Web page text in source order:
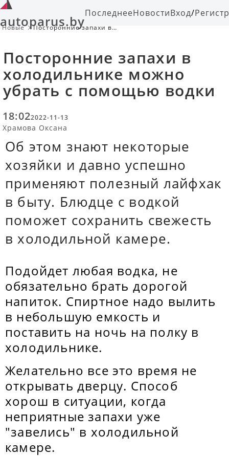
autoparus.byПоследнееНовостиВход/
Новые
Посторонние запахи в
Посторонние запахи в
холодильнике можно
убрать с помощью водки
18:022022-11-13
Храмова Оксана
Об этом знают некоторые
хозяйки и давно успешно
применяют полезный лайфхак
в быту. Блюдце с водкой
поможет сохранить свежесть
в холодильной камере.
Подойдет любая водка, не
обязательно брать дорогой
напиток. Спиртное надо вылить
в небольшую емкость и
поставить на ночь на полку в
холодильнике.
Желательно все это время не
открывать дверцу. Способ
хорош в ситуации, когда
неприятные запахи уже
"завелись" в холодильной
камере.